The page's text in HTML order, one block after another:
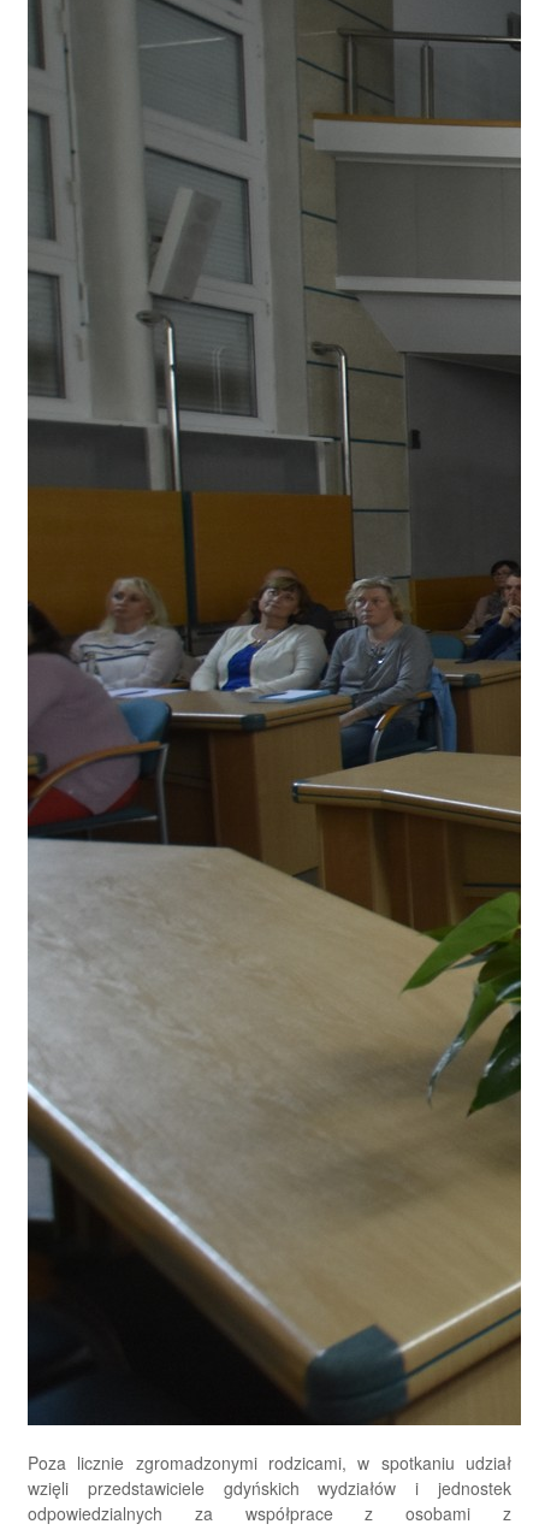
Poza licznie zgromadzonymi rodzicami, w spotkaniu udział
wzięli przedstawiciele gdyńskich wydziałów i jednostek
odpowiedzialnych za współprace z osobami z